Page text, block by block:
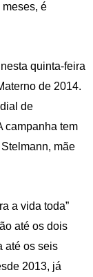
é
quinta-feira
de 2014.
de
campanha tem
mãe
a vida toda”
até os dois
até os seis
2013, já